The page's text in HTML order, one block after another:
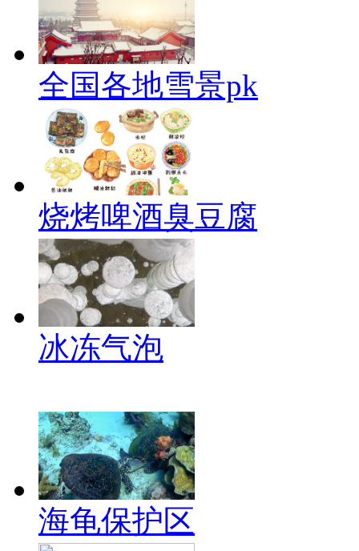
全国各地雪景pk
烧烤啤酒臭豆腐
冰冻气泡
海龟保护区